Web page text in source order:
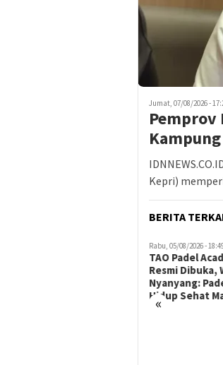
Jumat, 07/08/2026 -
Pemprov
Kepri)
BERITA
«
Rabu, 05/08/2026 -
TAO Padel
Resmi Dibuka,
Nyanyang:
Hidup Sehat